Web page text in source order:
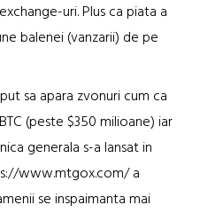
uri. Plus ca piata a
balenei (vanzarii) de pe
sa apara zvonuri cum ca
(peste $350 milioane) iar
generala s-a lansat in
www.mtgox.com/ a
se inspaimanta mai